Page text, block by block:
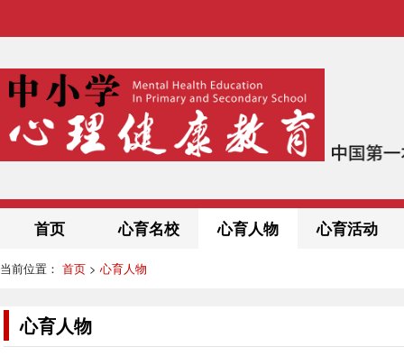
首页 心育名校 心育人物 心育活动
当前位置： 首页 > 心育人物
心育人物